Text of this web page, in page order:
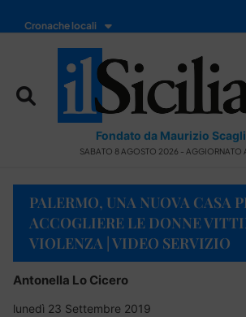
Cronache locali
Fondato da Maurizio
SABATO 8 AGOSTO 2026 - AGGIORNATO
PALERMO, UNA NUOVA CASA
ACCOGLIERE LE DONNE
VIOLENZA | VIDEO SERVIZIO
Antonella Lo Cicero
lunedì 23 Settembre 2019